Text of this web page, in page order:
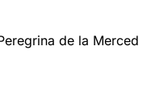
de la Merced